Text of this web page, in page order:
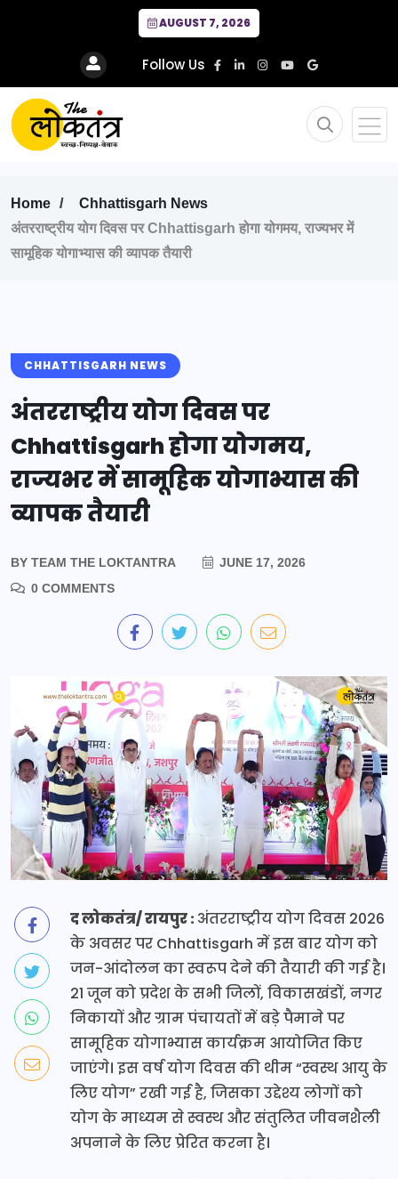
AUGUST 7, 2026
Follow Us
Home
Chhattisgarh News
अंतरराष्ट्रीय योग दिवस पर Chhattisgarh होगा योगमय, राज्यभर में
सामूहिक योगाभ्यास की व्यापक तैयारी
CHHATTISGARH NEWS
अंतरराष्ट्रीय योग दिवस पर
Chhattisgarh होगा योगमय,
राज्यभर में सामूहिक योगाभ्यास की
व्यापक तैयारी
BY TEAM THE LOKTANTRA
JUNE 17, 2026
0 COMMENTS
द लोकतंत्र/ रायपुर :अंतरराष्ट्रीय योग दिवस 2026
के अवसर पर Chhattisgarh में इस बार योग को
जन-आंदोलन का स्वरूप देने की तैयारी की गई है।
21 जून को प्रदेश के सभी जिलों, विकासखंडों, नगर
निकायों और ग्राम पंचायतों में बड़े पैमाने पर
सामूहिक योगाभ्यास कार्यक्रम आयोजित किए
जाएंगे। इस वर्ष योग दिवस की थीम “स्वस्थ आयु के
लिए योग” रखी गई है, जिसका उद्देश्य लोगों को
योग के माध्यम से स्वस्थ और संतुलित जीवनशैली
अपनाने के लिए प्रेरित करना है।